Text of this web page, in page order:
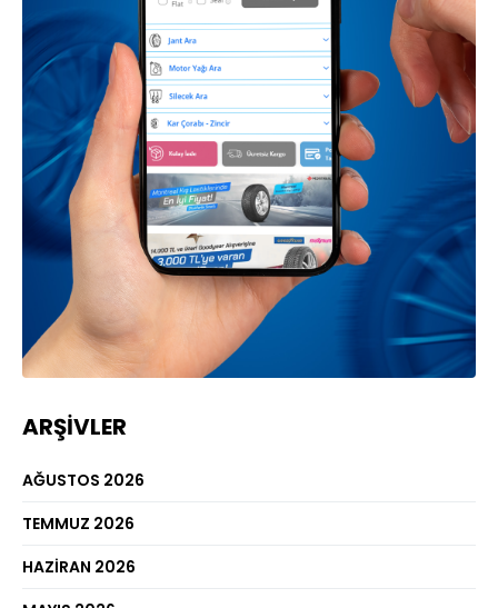
ARŞIVLER
AĞUSTOS 2026
TEMMUZ 2026
HAZIRAN 2026